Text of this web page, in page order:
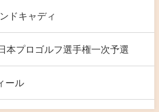
ドキャディ
本プロゴルフ選手権一次予選
ール